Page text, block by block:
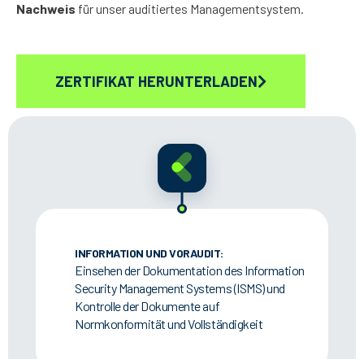
Nachweis für unser auditiertes Managementsystem.
ZERTIFIKAT HERUNTERLADEN
INFORMATION UND VORAUDIT:
Einsehen der Dokumentation des Information
Security Management Systems (ISMS) und
Kontrolle der Dokumente auf
Normkonformität und Vollständigkeit